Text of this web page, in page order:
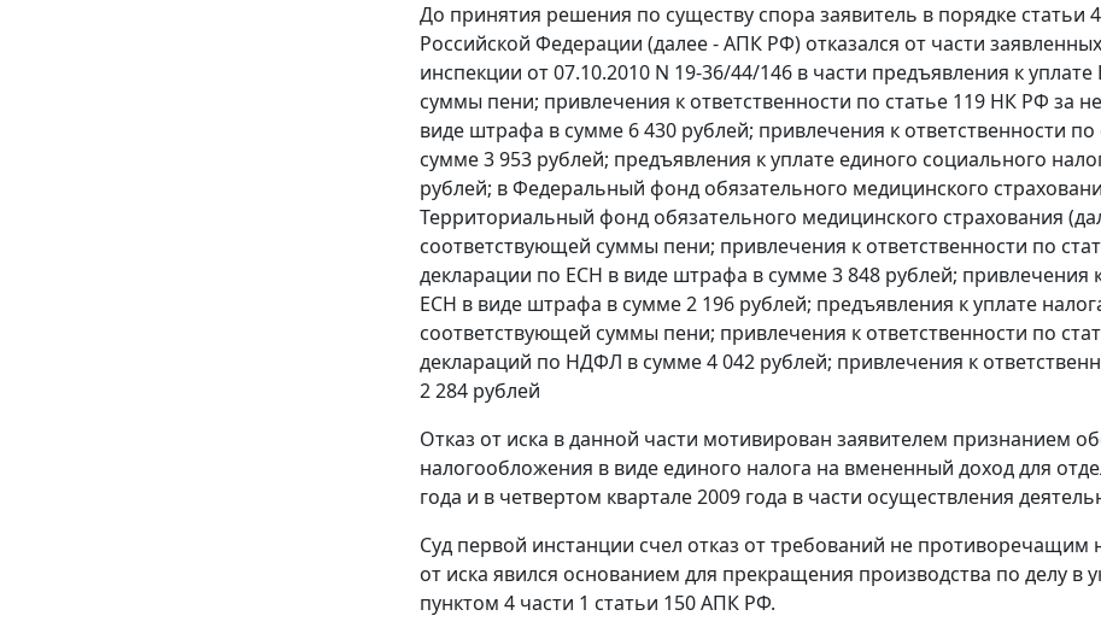
До принятия решения по существу спора заявитель в порядке статьи
Российской Федерации (далее - АПК РФ) отказался от части
инспекции от 07.10.2010 N 19-36/44/146 в части предъявления к
суммы пени; привлечения к ответственности по статье 119 НК РФ за
виде штрафа в сумме 6 430 рублей; привлечения к ответственности по
сумме 3 953 рублей; предъявления к уплате единого социального
рублей; в Федеральный фонд обязательного медицинского
Территориальный фонд обязательного медицинского страхования
соответствующей суммы пени; привлечения к ответственности по
декларации по ЕСН в виде штрафа в сумме 3 848 рублей; привлечения
ЕСН в виде штрафа в сумме 2 196 рублей; предъявления к уплате
соответствующей суммы пени; привлечения к ответственности по
деклараций по НДФЛ в сумме 4 042 рублей; привлечения к
2 284 рублей
Отказ от иска в данной части мотивирован заявителем признанием
налогообложения в виде единого налога на вмененный доход для
года и в четвертом квартале 2009 года в части осуществления
Суд первой инстанции счел отказ от требований не
от иска явился основанием для прекращения производства по делу в
пунктом 4 части 1 статьи 150АПК РФ.